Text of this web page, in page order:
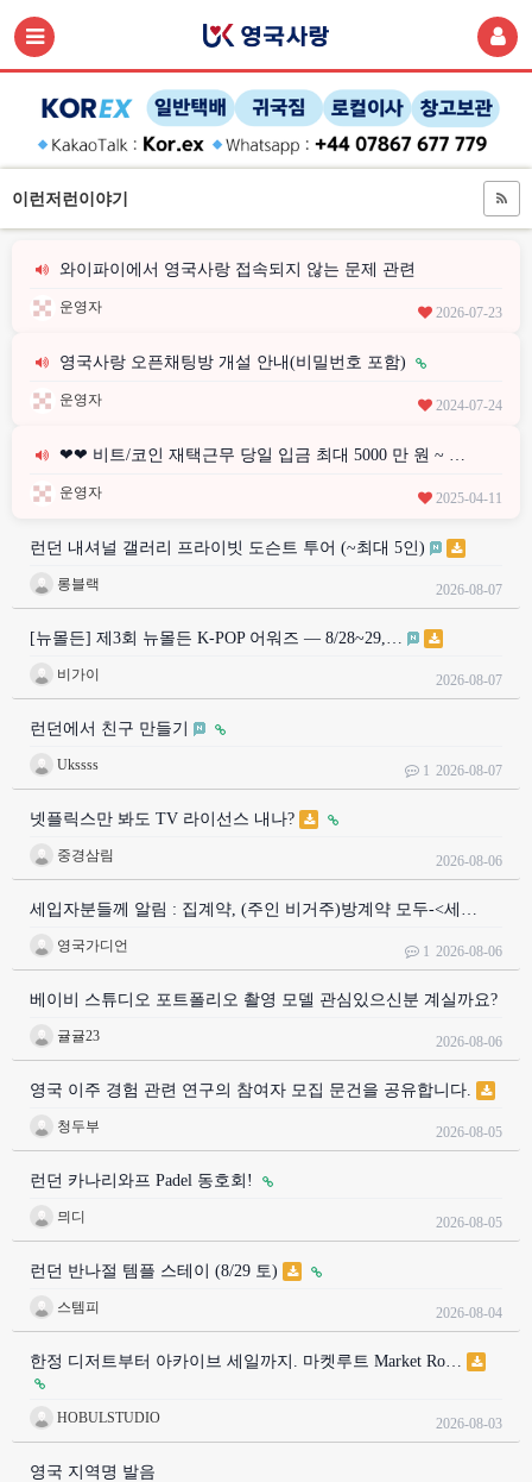
이런저런이야기
와이파이에서 영국사랑 접속되지 않는 문제 관련
운영자 2026-07-23
영국사랑 오픈채팅방 개설 안내(비밀번호 포함)
운영자 2024-07-24
❤❤ 비트/코인 재택근무 당일 입금 최대 5000 만 원 ~ …
운영자 2025-04-11
런던 내셔널 갤러리 프라이빗 도슨트 투어 (~최대 5인)
롱블랙 2026-08-07
[뉴몰든] 제3회 뉴몰든 K-POP 어워즈 — 8/28~29,…
비가이 2026-08-07
런던에서 친구 만들기
Ukssss 1 2026-08-07
넷플릭스만 봐도 TV 라이선스 내나?
중경삼림 2026-08-06
세입자분들께 알림 : 집계약, (주인 비거주)방계약 모두-<세…
영국가디언 1 2026-08-06
베이비 스튜디오 포트폴리오 촬영 모델 관심있으신분 계실까요?
귤귤23 2026-08-06
영국 이주 경험 관련 연구의 참여자 모집 문건을 공유합니다.
청두부 2026-08-05
런던 카나리와프 Padel 동호회!
믜디 2026-08-05
런던 반나절 템플 스테이 (8/29 토)
스템피 2026-08-04
한정 디저트부터 아카이브 세일까지. 마켓루트 Market Ro…
HOBULSTUDIO 2026-08-03
영국 지역명 발음